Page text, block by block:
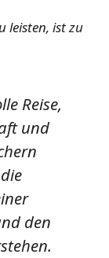
leisten, ist zu
Reise,
und
den